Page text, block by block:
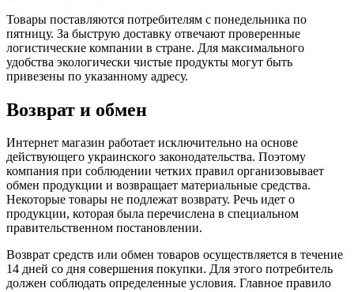
Товары поставляются потребителям с понедельника по
пятницу. За быструю доставку отвечают проверенные
логистические компании в стране. Для максимального
удобства экологически чистые продукты могут быть
привезены по указанному адресу.
Возврат и обмен
Интернет магазин работает исключительно на основе
действующего украинского законодательства. Поэтому
компания при соблюдении четких правил организовывает
обмен продукции и возвращает материальные средства.
Некоторые товары не подлежат возврату. Речь идет о
продукции, которая была перечислена в специальном
правительственном постановлении.
Возврат средств или обмен товаров осуществляется в течение
14 дней со дня совершения покупки. Для этого потребитель
должен соблюдать определенные условия. Главное правило